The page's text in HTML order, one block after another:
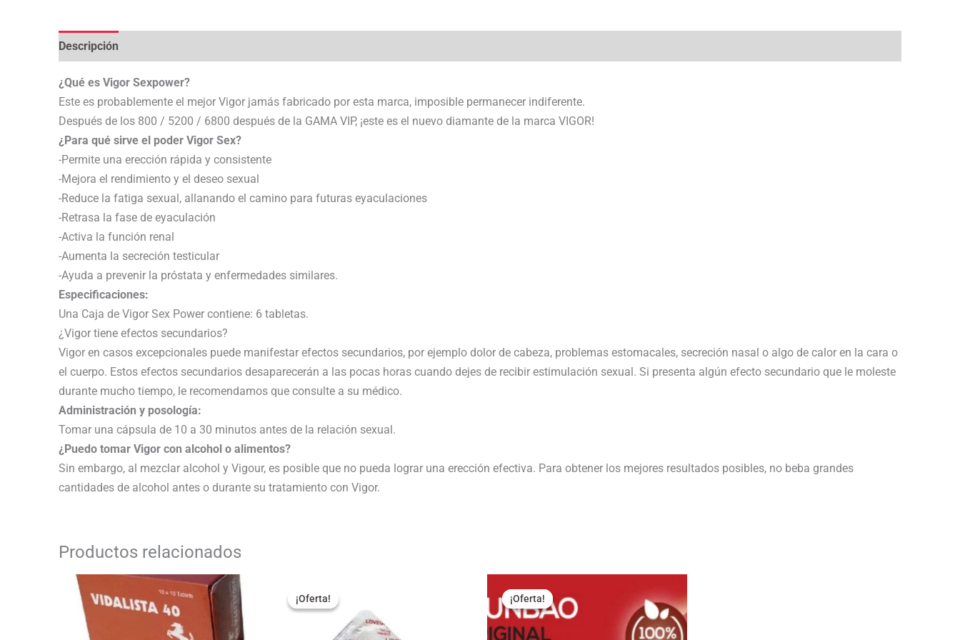
Descripción
¿Qué es Vigor Sexpower?
Este es probablemente el mejor Vigor jamás fabricado por esta marca, imposible permanecer indiferente.
Después de los 800 / 5200 / 6800 después de la GAMA VIP, ¡este es el nuevo diamante de la marca VIGOR!
¿Para qué sirve el poder Vigor Sex?
-Permite una erección rápida y consistente
-Mejora el rendimiento y el deseo sexual
-Reduce la fatiga sexual, allanando el camino para futuras eyaculaciones
-Retrasa la fase de eyaculación
-Activa la función renal
-Aumenta la secreción testicular
-Ayuda a prevenir la próstata y enfermedades similares.
Especificaciones:
Una Caja de Vigor Sex Power contiene: 6 tabletas.
¿Vigor tiene efectos secundarios?
Vigor en casos excepcionales puede manifestar efectos secundarios, por ejemplo dolor de cabeza, problemas estomacales, secreción nasal o algo de calor en la cara o
el cuerpo. Estos efectos secundarios desaparecerán a las pocas horas cuando dejes de recibir estimulación sexual. Si presenta algún efecto secundario que le moleste
durante mucho tiempo, le recomendamos que consulte a su médico.
Administración y posología:
Tomar una cápsula de 10 a 30 minutos antes de la relación sexual.
¿Puedo tomar Vigor con alcohol o alimentos?
Sin embargo, al mezclar alcohol y Vigour, es posible que no pueda lograr una erección efectiva. Para obtener los mejores resultados posibles, no beba grandes
cantidades de alcohol antes o durante su tratamiento con Vigor.
Productos relacionados
¡Oferta!
¡Oferta!
precio
original
18,95 €.
actual
8,95 €.
¡Oferta!
¡Oferta!
precio
original
era:
32,95 €.
actual
es: